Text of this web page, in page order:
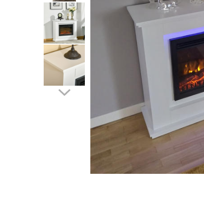
Hidrofor cu pompa submersibila
Pompe de stropit
Pompe de stropit electrice
Pompe de stropit manuale
Atomizoare
Mori electrice cereale
Zdrobitoare struguri, fructe si